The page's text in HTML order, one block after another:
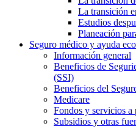
La transición
Estudios
Planeación
Seguro médico y ayuda
Información general
Beneficios de
(SSI)
Beneficios del
Medicare
Fondos y servicios a
Subsidios y otras